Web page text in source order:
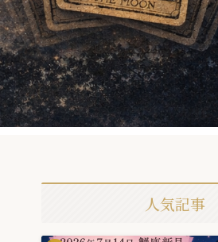
人気記事